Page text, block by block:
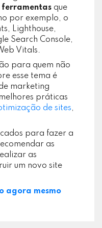
ferramentas que
por exemplo, o
Lighthouse,
Search Console,
Vitals.
para quem não
esse tema é
marketing
práticas
de sites,
para fazer a
as
as
um novo site
agora mesmo